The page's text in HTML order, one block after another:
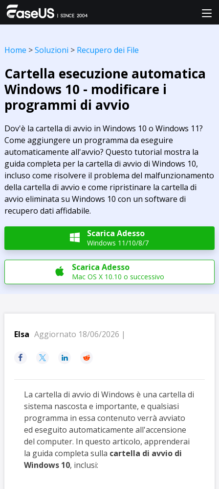
Home >Soluzioni > Recupero dei File
Cartella esecuzione automatica
Windows 10 - modificare i
programmi di avvio
Dov'è la cartella di avvio in Windows 10 o Windows 11?
Come aggiungere un programma da eseguire
automaticamente all'avvio? Questo tutorial mostra la
guida completa per la cartella di avvio di Windows 10,
incluso come risolvere il problema del malfunzionamento
della cartella di avvio e come ripristinare la cartella di
avvio eliminata su Windows 10 con un software di
recupero dati affidabile.
 Scarica Adesso
Windows 11/10/8/7
 Scarica Adesso
Mac OS X 10.10 o successivo
Elsa Aggiornato 18/06/2026 |
   
La cartella di avvio di Windows è una cartella di
sistema nascosta e importante, e qualsiasi
programma in essa contenuto verrà avviato
ed eseguito automaticamente all'accensione
del computer. In questo articolo, apprenderai
la guida completa sulla cartella di avvio di
Windows 10, inclusi: